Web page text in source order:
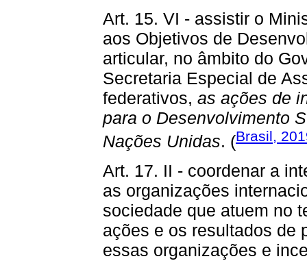
Art. 15. VI - assistir o
aos Objetivos de
articular, no âmbito do
Secretaria Especial de
federativos, as ações de
para o Desenvolvimento
Nações Unidas. (Brasil,
Art. 17. II - coordenar a
as organizações
sociedade que atuem no
ações e os resultados de
essas organizações e